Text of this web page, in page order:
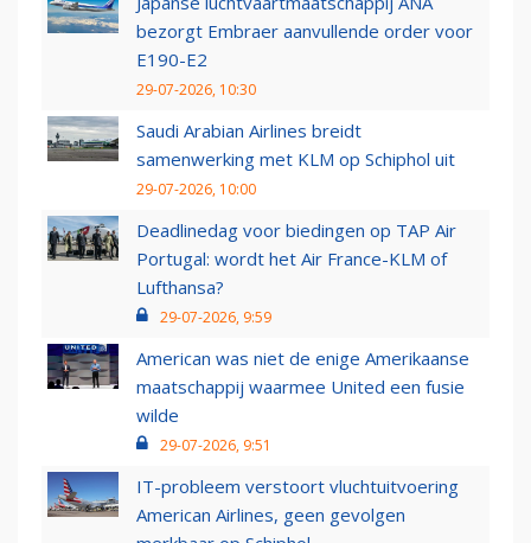
bezorgt Embraer aanvullende order voor
E190-E2
29-07-2026, 10:30
Saudi Arabian Airlines breidt
samenwerking met KLM op Schiphol uit
29-07-2026, 10:00
Deadlinedag voor biedingen op TAP Air
Portugal: wordt het Air France-KLM of
Lufthansa?
29-07-2026, 9:59
American was niet de enige Amerikaanse
maatschappij waarmee United een fusie
wilde
29-07-2026, 9:51
IT-probleem verstoort vluchtuitvoering
American Airlines, geen gevolgen